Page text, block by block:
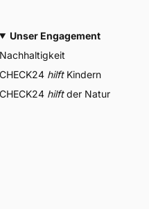
Unser Engagement
Nachhaltigkeit
CHECK24 hilftKindern
CHECK24 hilftder Natur